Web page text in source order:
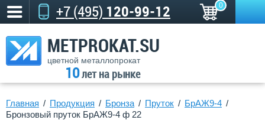
+7 (495) 120-99-12 0
METPROKAT.SU
цветной металлопрокат
10лет на рынке
Главная Продукция Бронза Пруток
БрАЖ9-4
Бронзовый пруток БрАЖ9-4 ф 22